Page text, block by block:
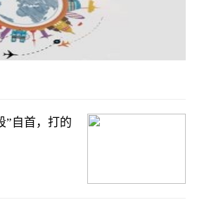
”自首，打的